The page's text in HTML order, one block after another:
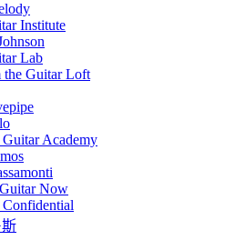
Institute
Lab
Guitar Loft
Guitar Academy
Now
Confidential